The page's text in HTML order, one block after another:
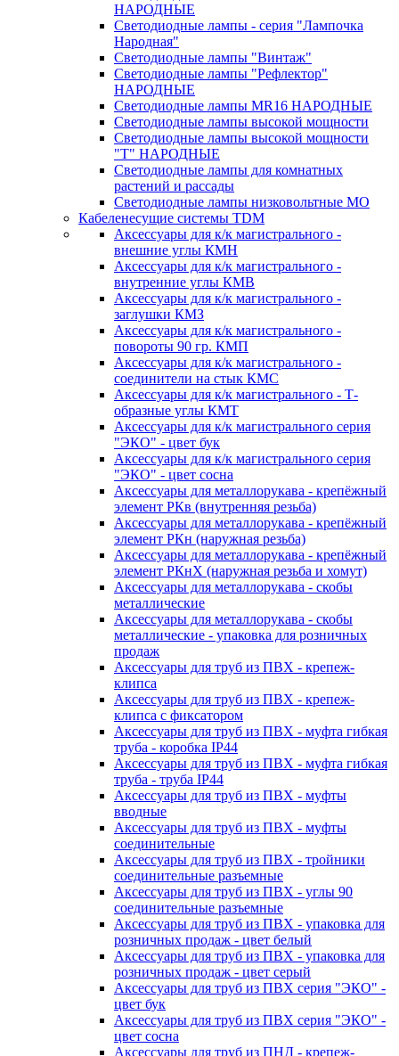
НАРОДНЫЕ
Светодиодные лампы - серия "Лампочка
Народная"
Светодиодные лампы "Винтаж"
Светодиодные лампы "Рефлектор"
НАРОДНЫЕ
Светодиодные лампы MR16 НАРОДНЫЕ
Светодиодные лампы высокой мощности
Светодиодные лампы высокой мощности
"Т" НАРОДНЫЕ
Светодиодные лампы для комнатных
растений и рассады
Светодиодные лампы низковольтные МО
Кабеленесущие системы TDM
Аксессуары для к/к магистрального -
внешние углы КМН
Аксессуары для к/к магистрального -
внутренние углы КМВ
Аксессуары для к/к магистрального -
заглушки КМЗ
Аксессуары для к/к магистрального -
повороты 90 гр. КМП
Аксессуары для к/к магистрального -
соединители на стык КМС
Аксессуары для к/к магистрального - Т-
образные углы КМТ
Аксессуары для к/к магистрального серия
"ЭКО" - цвет бук
Аксессуары для к/к магистрального серия
"ЭКО" - цвет сосна
Аксессуары для металлорукава - крепёжный
элемент РКв (внутренняя резьба)
Аксессуары для металлорукава - крепёжный
элемент РКн (наружная резьба)
Аксессуары для металлорукава - крепёжный
элемент РКнХ (наружная резьба и хомут)
Аксессуары для металлорукава - скобы
металлические
Аксессуары для металлорукава - скобы
металлические - упаковка для розничных
продаж
Аксессуары для труб из ПВХ - крепеж-
клипса
Аксессуары для труб из ПВХ - крепеж-
клипса с фиксатором
Аксессуары для труб из ПВХ - муфта гибкая
труба - коробка IP44
Аксессуары для труб из ПВХ - муфта гибкая
труба - труба IP44
Аксессуары для труб из ПВХ - муфты
вводные
Аксессуары для труб из ПВХ - муфты
соединительные
Аксессуары для труб из ПВХ - тройники
соединительные разъемные
Аксессуары для труб из ПВХ - углы 90
соединительные разъемные
Аксессуары для труб из ПВХ - упаковка для
розничных продаж - цвет белый
Аксессуары для труб из ПВХ - упаковка для
розничных продаж - цвет серый
Аксессуары для труб из ПВХ серия "ЭКО" -
цвет бук
Аксессуары для труб из ПВХ серия "ЭКО" -
цвет сосна
Аксессуары для труб из ПНД - крепеж-